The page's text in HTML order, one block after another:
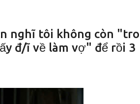
nghĩ tôi không còn
đ/ĩ về làm vợ" để rồi 3